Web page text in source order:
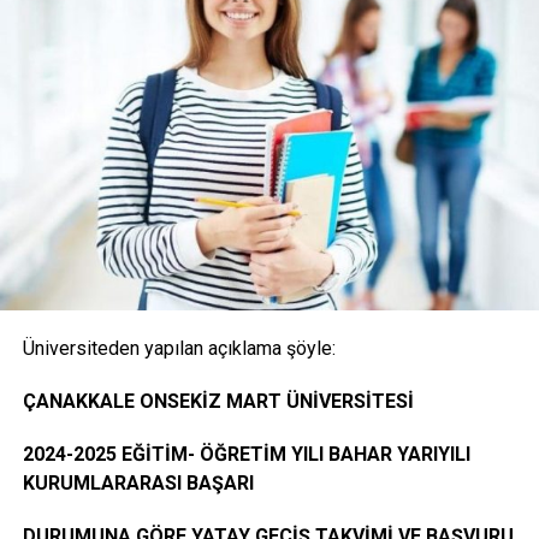
1- Merkezi Yerleştirme Puanı İle Yatay Geçiş Online
(İnternet) Başvurusunda Bulunan Öğrencilerden
İstenen Belgeler
Onaylı Not belgesi (transkript); başvuruda bulunan
öğrencinin ayrılacağı kurumda okuduğu bütün
dersleri ve bu derslerden aldığı notları gösteren
belge.( E-Devlet, Elektronik imza ya da Islak İmzalı)
Öğrencinin yerleştiği yıldaki LYS ve ÖSYS Sonuç
ÖSYM Yerleştirme Belgesi. (İnternet çıktısı)
Üniversiteden yapılan açıklama şöyle:
ÇANAKKALE ONSEKİZ MART ÜNİVERSİTESİ
2024-2025 EĞİTİM- ÖĞRETİM YILI BAHAR YARIYILI
KURUMLARARASI BAŞARI